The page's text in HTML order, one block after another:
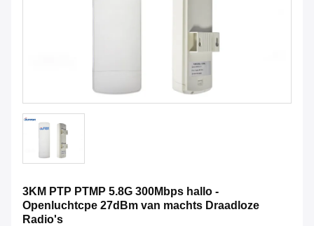
3KM PTP PTMP 5.8G 300Mbps hallo -
Openluchtcpe 27dBm van machts Draadloze
Radio's